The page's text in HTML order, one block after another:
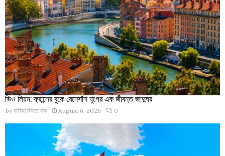
ভিও লিয়ন: ফ্রান্সের বুকে রেনেসাঁস যুগের এক জীবন্ত জাদুঘর
by ফাবিহা বিনতে হক August 6, 2026 0